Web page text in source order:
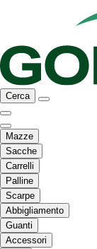
Cerca
Mazze
Sacche
Carrelli
Palline
Scarpe
Abbigliamento
Guanti
Accessori